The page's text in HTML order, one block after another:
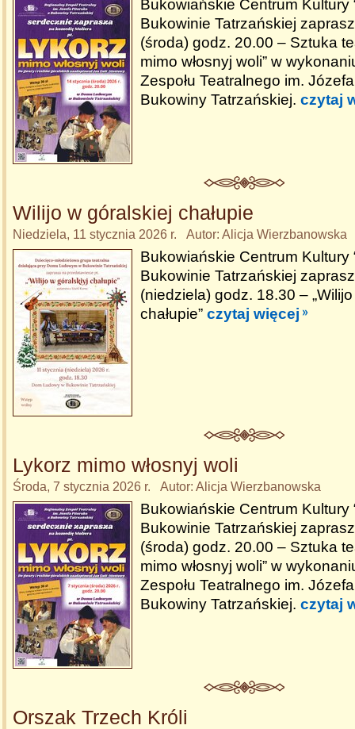
Bukowiańskie Centrum Kultury
Bukowinie Tatrzańskiej
(środa) godz. 20.00 – Sztuka
mimo włosnyj woli” w
Zespołu Teatralnego im.
Bukowiny Tatrzańskiej. czytaj
Wilijo w góralskiej chałupie
Niedziela, 11 stycznia 2026 r. Autor: Alicja Wierzbanowska
Bukowiańskie Centrum Kultury
Bukowinie Tatrzańskiej
(niedziela) godz. 18.30 –
chałupie” czytaj więcej
Lykorz mimo włosnyj woli
Środa, 7 stycznia 2026 r. Autor: Alicja Wierzbanowska
Bukowiańskie Centrum Kultury
Bukowinie Tatrzańskiej
(środa) godz. 20.00 – Sztuka
mimo włosnyj woli” w
Zespołu Teatralnego im.
Bukowiny Tatrzańskiej. czytaj
Orszak Trzech Króli